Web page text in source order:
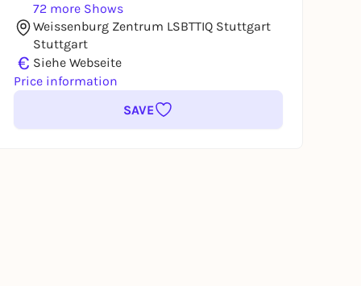
72 more Shows
Weissenburg Zentrum LSBTTIQ Stuttgart
Stuttgart
€ Siehe Webseite
Price information
SAVE